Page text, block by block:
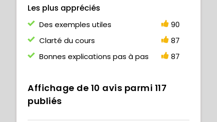
Les plus appréciés
Des exemples utiles
90
Clarté du cours
87
Bonnes explications pas à pas
87
Affichage de 10 avis parmi 117
publiés